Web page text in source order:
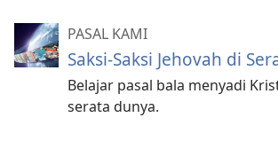
PASAL KAMI
Saksi-Saksi Jehovah di
Belajar pasal bala menyadi
serata dunya.